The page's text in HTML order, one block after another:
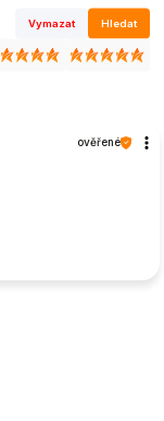
Vymazat Hledat
ověřené